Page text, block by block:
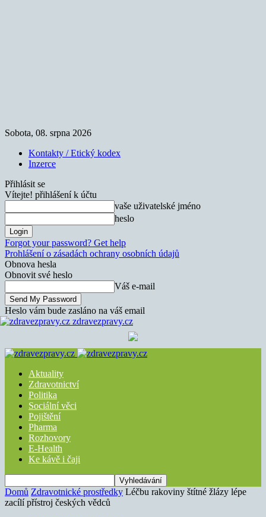
Sobota, 08. srpna 2026
Kontakty / Etický kodex
Inzerce
Přihlásit se
Vítejte! přihlášení k účtu
vaše uživatelské jméno
heslo
Forgot your password? Get help
Prohlášení o zásadách ochrany osobních údajů
Obnova hesla
Obnovit své heslo
Váš e-mail
Heslo vám bude zasláno na váš email
zdravezpravy.cz
Aktuality
Zdravotnictví
Politika
Sociální věci
Pojištění
Pharma
Rozhovory
E-Health
Ke kávě i čaji
Domů Zdravotnické prostředky Léčbu rakoviny štítné žlázy lépe
zacílí přístroj českých vědců